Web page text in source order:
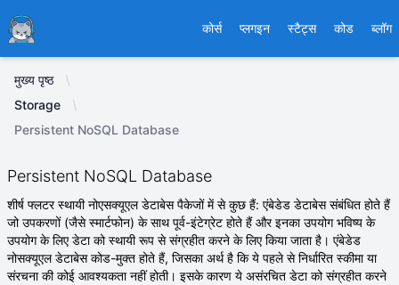
Ducafecat कोर्स प्लगइन स्टैट्स कोड ब्लॉग
मुख्य पृष्ठ
Storage
Persistent NoSQL Database
Persistent NoSQL Database
शीर्ष फ्लटर स्थायी नोएसक्यूएल डेटाबेस पैकेजों में से कुछ हैं: एंबेडेड डेटाबेस संबंधित होते हैं
जो उपकरणों (जैसे स्मार्टफोन) के साथ पूर्व-इंटेग्रेट होते हैं और इनका उपयोग भविष्य के
उपयोग के लिए डेटा को स्थायी रूप से संग्रहीत करने के लिए किया जाता है। एंबेडेड
नोसक्यूएल डेटाबेस कोड-मुक्त होते हैं, जिसका अर्थ है कि ये पहले से निर्धारित स्कीमा या
संरचना की कोई आवश्यकता नहीं होती। इसके कारण ये असंरचित डेटा को संग्रहीत करने